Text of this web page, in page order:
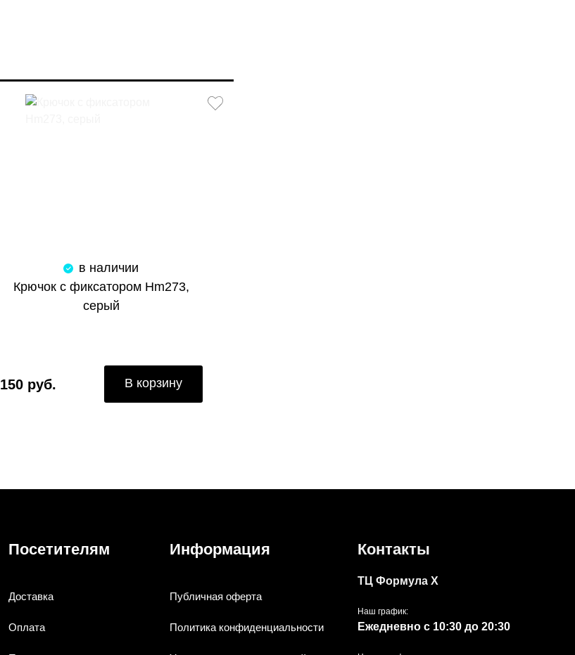
в наличии
Крючок с фиксатором Hm273,
серый
150 руб. В корзину
Посетителям
Доставка
Оплата
Информация
Публичная оферта
Политика конфиденциальности
Контакты
ТЦ Формула Х
Наш график:
Ежедневно с 10:30 до 20:30